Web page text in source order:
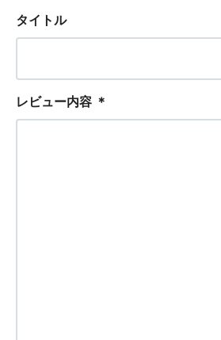
タイトル
レビュー内容 ＊